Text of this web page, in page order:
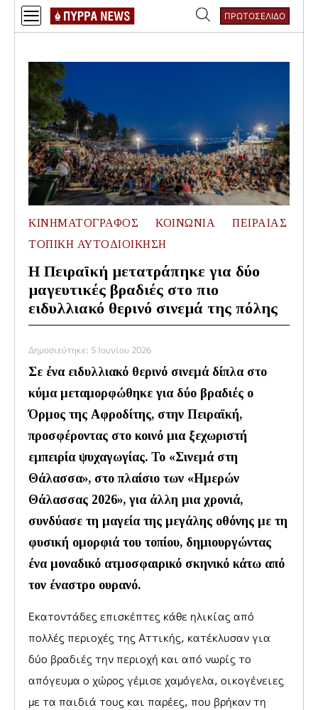
Αναζήτηση
ΠΡΩΤΟΣΕΛΙΔΟ
ΚΙΝΗΜΑΤΟΓΡΑΦΟΣ ΚΟΙΝΩΝΙΑ
ΠΕΙΡΑΙΑΣ
ΤΟΠΙΚΗ ΑΥΤΟΔΙΟΙΚΗΣΗ
Η Πειραϊκή μετατράπηκε για δύο
μαγευτικές βραδιές στο πιο
ειδυλλιακό θερινό σινεμά της πόλης
Δημοσιεύτηκε: 5 Ιουνίου 2026
Σε ένα ειδυλλιακό θερινό σινεμά δίπλα στο
κύμα μεταμορφώθηκε για δύο βραδιές ο
Όρμος της Αφροδίτης, στην Πειραϊκή,
προσφέροντας στο κοινό μια ξεχωριστή
εμπειρία ψυχαγωγίας. Το «Σινεμά στη
Θάλασσα», στο πλαίσιο των «Ημερών
Θάλασσας 2026», για άλλη μια χρονιά,
συνδύασε τη μαγεία της μεγάλης οθόνης με τη
φυσική ομορφιά του τοπίου, δημιουργώντας
ένα μοναδικό ατμοσφαιρικό σκηνικό κάτω από
τον έναστρο ουρανό.
Εκατοντάδες επισκέπτες κάθε ηλικίας από
πολλές περιοχές της Αττικής, κατέκλυσαν για
δύο βραδιές την περιοχή και από νωρίς το
απόγευμα ο χώρος γέμισε χαμόγελα, οικογένειες
με τα παιδιά τους και παρέες, που βρήκαν τη